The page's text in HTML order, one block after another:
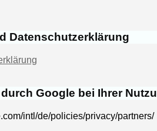
Datenschutzerklärung
Google bei Ihrer
intl/de/policies/privacy/partners/